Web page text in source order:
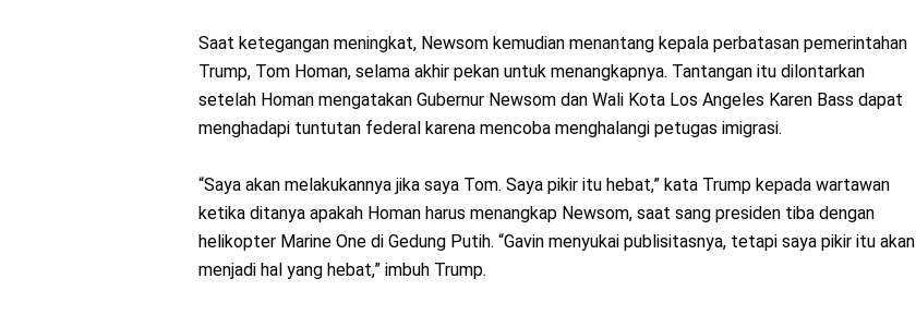
Saat ketegangan meningkat, Newsom kemudian menantang kepala perbatasan pemerintahan
Trump, Tom Homan, selama akhir pekan untuk menangkapnya. Tantangan itu dilontarkan
setelah Homan mengatakan Gubernur Newsom dan Wali Kota Los Angeles Karen Bass dapat
menghadapi tuntutan federal karena mencoba menghalangi petugas imigrasi.
“Saya akan melakukannya jika saya Tom. Saya pikir itu hebat,” kata Trump kepada wartawan
ketika ditanya apakah Homan harus menangkap Newsom, saat sang presiden tiba dengan
helikopter Marine One di Gedung Putih. “Gavin menyukai publisitasnya, tetapi saya pikir itu akan
menjadi hal yang hebat,” imbuh Trump.